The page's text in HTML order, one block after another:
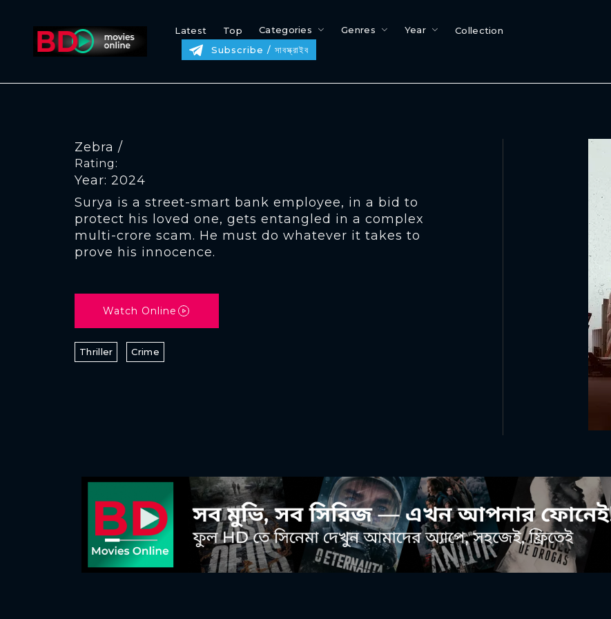
Latest Top Categories Genres Year
Collection
Subscribe / সাবস্ক্রাইব
Zebra /
Rating:
Year: 2024
Surya is a street-smart bank employee, in a bid to
protect his loved one, gets entangled in a complex
multi-crore scam. He must do whatever it takes to
prove his innocence.
Watch Online
Thriller Crime